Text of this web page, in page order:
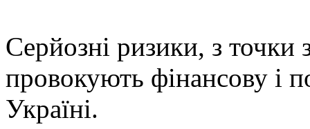
Серйозні ризики, з точки
провокують фінансову і
Україні.